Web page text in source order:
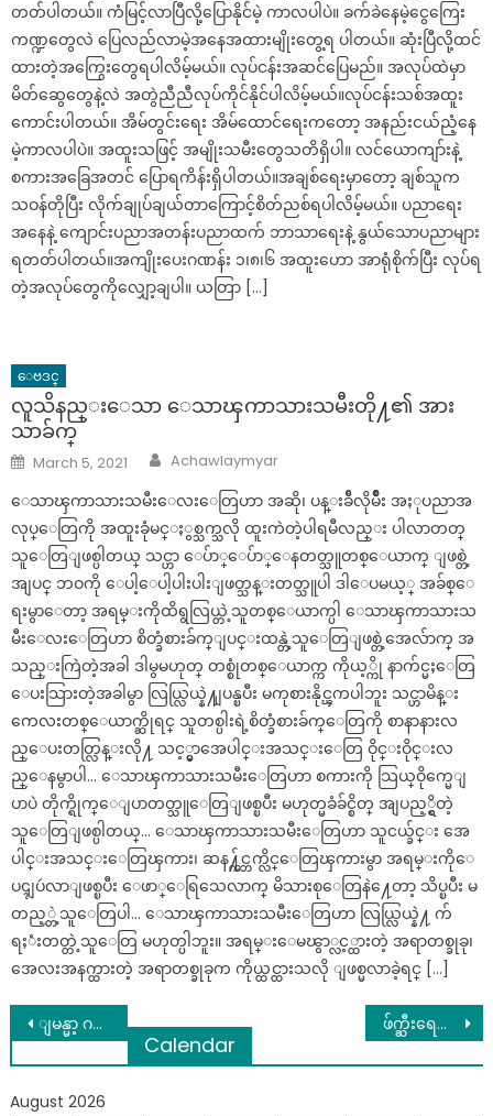
တတ်ပါတယ်။ ကံမြင့်လာပြီလို့ပြောနိုင်မဲ့ ကာလပါပဲ။ ခက်ခဲနေမဲ့ငွေကြေး
ကဏ္ဍတွေလဲ ပြေလည်လာမဲ့အနေအထားမျိုးတွေ့ရ ပါတယ်။ ဆုံးပြီလို့ထင်
ထားတဲ့အကြွေးတွေရပါလိမ့်မယ်။ လုပ်ငန်းအဆင်ပြေမည်။ အလုပ်ထဲမှာ
မိတ်ဆွေတွေနဲ့လဲ အတွဲညီညီလုပ်ကိုင်နိုင်ပါလိမ့်မယ်။လုပ်ငန်းသစ်အထူး
ကောင်းပါတယ်။ အိမ်တွင်းရေး အိမ်ထောင်ရေးကတော့ အနည်းငယ်ညံ့နေ
မဲ့ကာလပါပဲ။ အထူးသဖြင့် အမျိုးသမီးတွေသတိရှိပါ။ လင်ယောကျာ်းနဲ့
စကားအခြေအတင် ပြောရကိန်းရှိပါတယ်။အချစ်ရေးမှာတော့ ချစ်သူက
သဝန်တိုပြီး လိုက်ချုပ်ချယ်တာကြောင့်စိတ်ညစ်ရပါလိမ့်မယ်။ ပညာရေး
အနေနဲ့ ကျောင်းပညာအတန်းပညာထက် ဘာသာရေးနဲ့ နွယ်သောပညာများ
ရတတ်ပါတယ်။အကျိုးပေးဂဏန်း ၁၊၈၊၆ အထူးဟော အာရုံစိုက်ပြီး လုပ်ရ
တဲ့အလုပ်တွေကိုလျှော့ချပါ။ ယတြာ […]
ေဗဒင္
လူသိနည္းေသာ ေသာၾကာသားသမီးတို႔၏ အား
သာခ်က္
Posted
on
March 5, 2021 Author
Achawlaymyar
ေသာၾကာသားသမီးေလးေတြဟာ အဆို၊ ပန္းခ်ီလိုမ်ိဳး အႏုပညာအ
လုပ္ေတြကို အထူးခုံမင္ႏွစ္သက္သလို ထူးကဲတဲ့ပါရမီလည္း ပါလာတတ္
သူေတြျဖစ္ပါတယ္ သင္ဟာ ေပ်ာ္ေပ်ာ္ေနတတ္သူတစ္ေယာက္ ျဖစ္တဲ့
အျပင္ ဘဝကို ေပါ့ေပါ့ပါးပါးျဖတ္သန္းတတ္သူပါ ဒါေပမယ့္ အခ်စ္ေ
ရးမွာေတာ့ အရမ္းကိုထိရွလြယ္တဲ့သူတစ္ေယာက္ပါ ေသာၾကာသားသ
မီးေလးေတြဟာ စိတ္ခံစားခ်က္ျပင္းထန္တဲ့သူေတြျဖစ္တဲ့အေလ်ာက္ အ
သည္းကြဲတဲ့အခါ ဒါမွမဟုတ္ တစ္စုံတစ္ေယာက္က ကိုယ့္ကို နာက်င္မႈေတြ
ေပးသြားတဲ့အခါမွာ လြယ္လြယ္နဲ႔ျပန္ၿပီး မကုစားနိုင္ၾကပါဘူး သင္ဟာမိန္း
ကေလးတစ္ေယာက္ဆိုရင္ သူတစ္ပါးရဲ့စိတ္ခံစားခ်က္ေတြကို စာနာနားလ
ည္ေပးတတ္လြန္းလို႔ သင့္မွာအေပါင္းအသင္းေတြ ဝိုင္းဝိုင္းလ
ည္ေနမွာပါ… ေသာၾကာသားသမီးေတြဟာ စကားကို သြယ္ဝိုက္မေျ
ပာပဲ တိုက္ရိုက္ေျပာတတ္သူေတြျဖစ္ၿပီး မဟုတ္မခံခ်င္စိတ္ အျပည့္ရွိတဲ့
သူေတြျဖစ္ပါတယ္… ေသာၾကာသားသမီးေတြဟာ သူငယ္ခ်င္း အေ
ပါင္းအသင္းေတြၾကား၊ ဆန႔္က်င္ဘက္လိင္ေတြၾကားမွာ အရမ္းကိုေ
ပၚျပဴလာျဖစ္ၿပီး ေဖာ္ေရြသေလာက္ မိသားစုေတြနဲ႔ေတာ့ သိပ္ၿပီး မ
တည့္တဲ့သူေတြပါ… ေသာၾကာသားသမီးေတြဟာ လြယ္လြယ္နဲ႔ က်
ရႈံးတတ္တဲ့သူေတြ မဟုတ္ပါဘူး။ အရမ္းေမၽွာ္လင့္ထားတဲ့ အရာတစ္ခုခု၊
အေလးအနက္ထားတဲ့ အရာတစ္ခုခုက ကိုယ္ထင္ထားသလို ျဖစ္မလာခဲ့ရင္ […]
Post
navigation
ျမန္မာ့ ဂဏန္းသခ်ၤာမွာ ကုေဋ ၿပီးရင္ ဘာလာလဲ မသိေသးသူမ်ားအတြက္ ဖ်က္ဆီးရေတာ့မယ္ ေဂၚဖီထုပ္ (၅) သိန္းေက်ာ္ကို ကိုယ္တိုင္ သြားေရာက္ ဝယ္ယူေပးခဲ့တဲ့ အမ်ိဴးသမီး ….
Calendar
August 2026